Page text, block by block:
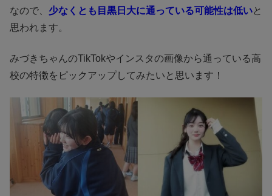
なので、 少なくとも目黒日大に通っている可能性は低いと
思われます。
みづきちゃんのTikTokやインスタの画像から通っている高
校の特徴をピックアップしてみたいと思います！